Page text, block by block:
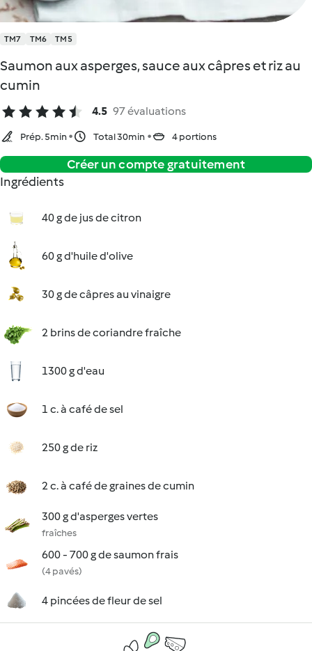
TM7 TM6 TM5
Saumon aux asperges, sauce aux câpres et riz au
cumin
4.5 97 évaluations
Prép. 5min Total 30min 4 portions
Créer un compte gratuitement
Ingrédients
40 g de jus de citron
60 g d'huile d'olive
30 g de câpres au vinaigre
2 brins de coriandre fraîche
1300 g d'eau
1 c. à café de sel
250 g de riz
2 c. à café de graines de cumin
300 g d'asperges vertes
fraîches
600 - 700 g de saumon frais
(4 pavés)
4 pincées de fleur de sel